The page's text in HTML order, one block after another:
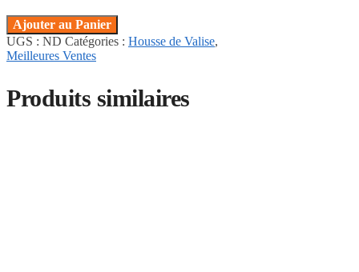
Ajouter au Panier
UGS : ND Catégories : Housse de Valise,
Meilleures Ventes
Produits similaires